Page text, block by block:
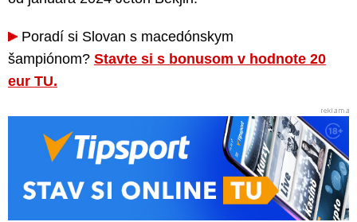
Poradí si Slovan s macedónskym
šampiónom? Stavte si s bonusom v hodnote 20
eur TU.